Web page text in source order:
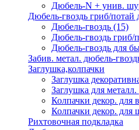
Дюбель-N + унив.
Дюбель-гвоздь гриб/потай
Дюбель-гвоздь (15)
Дюбель-гвоздь гриб/
Дюбель-гвоздь для
Забив. метал. дюбель-
Заглушка,колпачки
Заглушка
Заглушка для
Колпачки декор. для
Колпачки декор. для
Рихтовочная подкладка